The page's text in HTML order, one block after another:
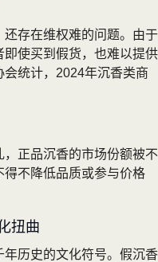
存在维权难的问题。由于
使买到假货，也难以提供
统计，2024年沉香类商
正品沉香的市场份额被不
得不降低品质或参与价格
扭曲
历史的文化符号。假沉香